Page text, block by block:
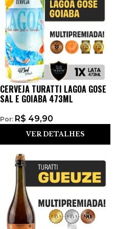
CERVEJA TURATTI LAGOA GOSE
SAL E GOIABA 473ML
Por: R$ 49,90
VER DETALHES